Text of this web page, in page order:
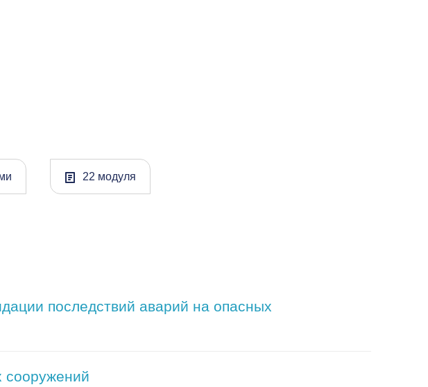
22 модуля
последствий аварий на опасных
сооружений